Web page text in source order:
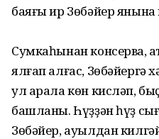
баяғы ир Зөбәйер янына
Сумкаһынан консерва,
ялғап алғас, Зөбәйергә
ул арала көн кисләп,
башланы. Һүҙҙән һүҙ
Зөбәйер, ауылдан